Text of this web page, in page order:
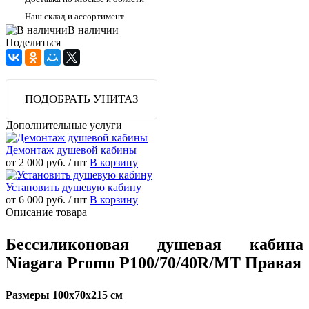
Наш склад и ассортимент
В наличии
Поделиться
ПОДОБРАТЬ УНИТАЗ
Дополнительные услуги
Демонтаж душевой кабины
от 2 000 руб. / шт В корзину
Установить душевую кабину
от 6 000 руб. / шт В корзину
Описание товара
Бессиликоновая душевая кабина
Niagara Promo P100/70/40R/MT Правая
Размеры 100x70x215 см